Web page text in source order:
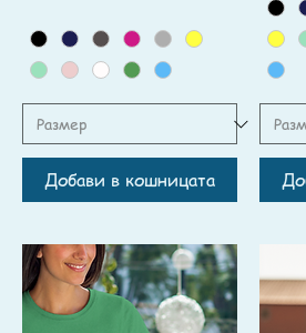
Добави в кошницата